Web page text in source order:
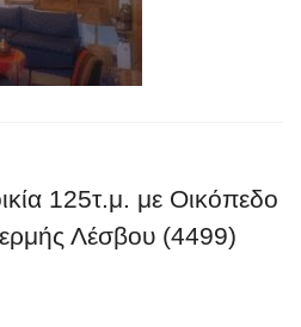
125τ.μ. με Οικόπεδο
Λέσβου (4499)